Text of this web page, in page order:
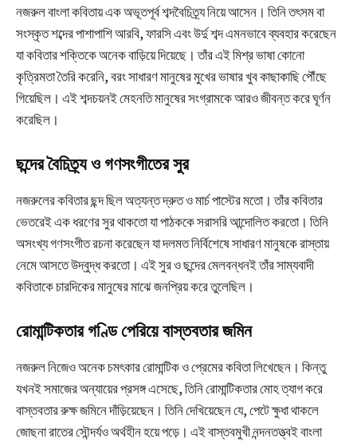
নজরুল বাংলা কবিতায় এক অভূতপূর্ব শব্দবৈচিত্র্য নিয়ে আসেন। তিনি তৎসম বা
সংস্কৃত শব্দের পাশাপাশি আরবি, ফারসি এবং উর্দু শব্দ এমনভাবে ব্যবহার করেছেন
যা কবিতার শক্তিকে অনেক বাড়িয়ে দিয়েছে। তাঁর এই মিশ্র ভাষা কোনো
কৃত্রিমতা তৈরি করেনি, বরং সাধারণ মানুষের মুখের ভাষার খুব কাছাকাছি পৌঁছে
গিয়েছিল। এই শব্দচয়নই মেহনতি মানুষের সংগ্রামকে আরও জীবন্ত করে ঘূর্ণন
করেছিল।
ছন্দের বৈচিত্র্য ও গণসংগীতের সুর
নজরুলের কবিতার ছন্দ ছিল অত্যন্ত দ্রুত ও মার্চ পাস্টের মতো। তাঁর কবিতার
ভেতরেই এক ধরণের সুর থাকতো যা পাঠককে সরাসরি আন্দোলিত করতো। তিনি
অসংখ্য গণসংগীত রচনা করেছেন যা দলমত নির্বিশেষে সাধারণ মানুষকে রাস্তায়
নেমে আসতে উদ্বুদ্ধ করতো। এই সুর ও ছন্দের মেলবন্ধনই তাঁর সাম্যবাদী
কবিতাকে চারদিকের মানুষের মাঝে জনপ্রিয় করে তুলেছিল।
রোমান্টিকতার গণ্ডি পেরিয়ে বাস্তবতার জমিন
নজরুল নিজেও অনেক চমৎকার রোমান্টিক ও প্রেমের কবিতা লিখেছেন। কিন্তু
যখনই সমাজের অন্যায়ের প্রসঙ্গ এসেছে, তিনি রোমান্টিকতার মোহ ত্যাগ করে
বাস্তবতার রুক্ষ জমিনে দাঁড়িয়েছেন। তিনি দেখিয়েছেন যে, পেটে ক্ষুধা থাকলে
জোছনা রাতের সৌন্দর্যও অর্থহীন হয়ে পড়ে। এই বাস্তবমুখী নন্দনতত্ত্বই বাংলা